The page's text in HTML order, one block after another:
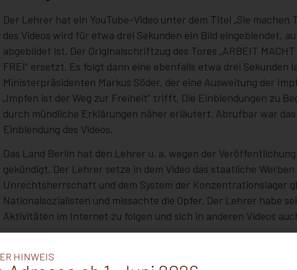
Der Lehrer hat ein YouTube-Video unter dem Titel „Sie
des Videos wird für etwa drei Sekunden ein Bild eingeblendet,
abgebildet ist. Der Originalschriftzug des Tores „ARBEIT
FREI“ ersetzt. Es folgt dann eine ebenfalls etwa drei Sekunden
Ministerpräsidenten Markus Söder, der eine Ausweitung der
„Impfen ist der Weg zur Freiheit“ trifft. Die Einblendungen zu
durch mündliche Erklärungen näher erläutert. Abrufbar war
Einblendung des Videos.
Das Land Berlin hat den Lehrer u. a. wegen der
gekündigt. Der Lehrer setze in dem Video das staatliche
Unrechtsherrschaft und dem System der Konzentrationslager
Nationalsozialisten und missachte die Opfer. Der Lehrer habe
Aktivitäten im Internet zu folgen und sich in anderen Videos
Der Lehrer sieht in dem Video hingegen keinen Grund für eine
privaten Video ausschließlich scharfe Kritik an der Äußerung
HINWEIS